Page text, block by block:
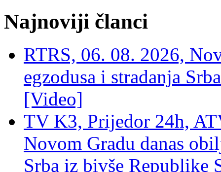
Najnoviji članci
RTRS, 06. 08. 2026,
egzodusa i stradanja
[Video]
TV K3, Prijedor 24h,
Novom Gradu danas
Srba iz bivše Republike